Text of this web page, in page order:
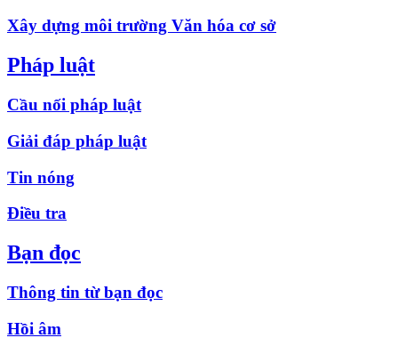
Xây dựng môi trường Văn hóa cơ sở
Pháp luật
Cầu nối pháp luật
Giải đáp pháp luật
Tin nóng
Điều tra
Bạn đọc
Thông tin từ bạn đọc
Hồi âm